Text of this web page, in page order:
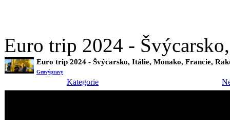
Euro trip 2024 -
Euro trip 2024 - Švýcarsko, Itálie, Monako, Francie,
Geovýpravy
Kategorie